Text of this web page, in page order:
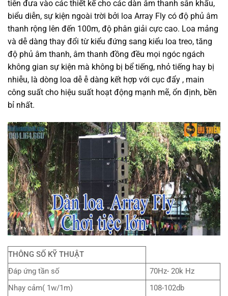
tiên đưa vào các thiết kế cho các dàn âm thanh sân khấu,
biểu diễn, sự kiện ngoài trời bởi loa Array Fly có độ phủ âm
thanh rộng lên đến 100m, độ phân giải cực cao. Loa mảng
và dễ dàng thay đổi từ kiểu đứng sang kiểu loa treo, tăng
độ phủ âm thanh, âm thanh đồng đều mọi ngóc ngách
không gian sự kiện mà không bị bể tiếng, nhỏ tiếng hay bị
nhiễu, là dòng loa dễ ễ dàng kết hợp với cục đẩy , main
công suất cho hiệu suất hoạt động mạnh mẽ, ổn định, bền
bỉ nhất.
THÔNG SỐ KỸ THUẬT
Đáp ứng tần số
70Hz- 20k Hz
Nhạy cảm( 1w/1m)
108-102db